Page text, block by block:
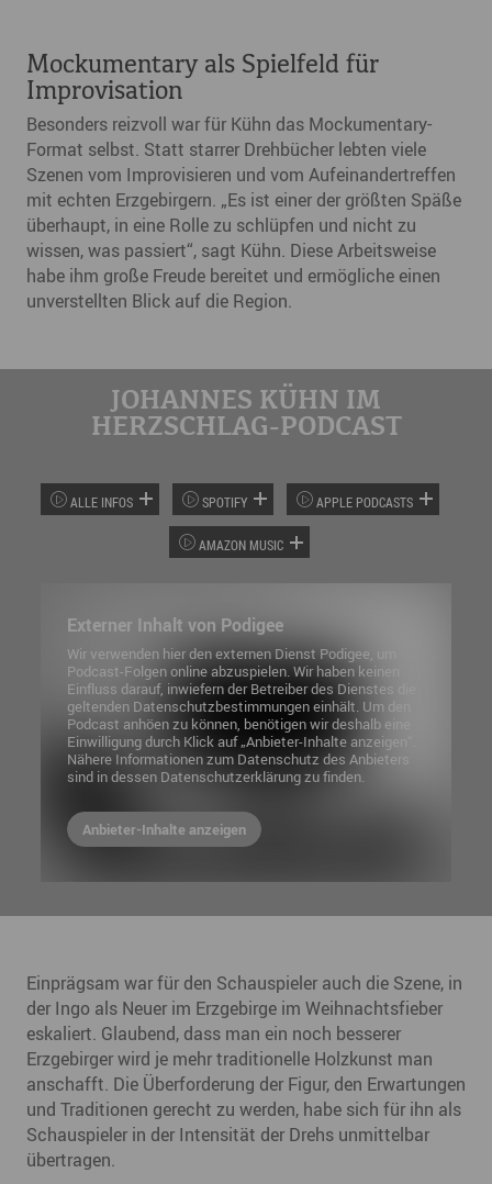
Mockumentary als Spielfeld für
Improvisation
Besonders reizvoll war für Kühn das Mockumentary-
Format selbst. Statt starrer Drehbücher lebten viele
Szenen vom Improvisieren und vom Aufeinandertreffen
mit echten Erzgebirgern. „Es ist einer der größten Späße
überhaupt, in eine Rolle zu schlüpfen und nicht zu
wissen, was passiert“, sagt Kühn. Diese Arbeitsweise
habe ihm große Freude bereitet und ermögliche einen
unverstellten Blick auf die Region.
JOHANNES KÜHN IM
HERZSCHLAG-PODCAST
ALLE INFOS SPOTIFY APPLE PODCASTS
AMAZON MUSIC
Externer Inhalt von Podigee
Wir verwenden hier den externen Dienst Podigee, um
Podcast-Folgen online abzuspielen. Wir haben keinen
Einfluss darauf, inwiefern der Betreiber des Dienstes die
geltenden Datenschutzbestimmungen einhält. Um den
Podcast anhöen zu können, benötigen wir deshalb eine
Einwilligung durch Klick auf „Anbieter-Inhalte anzeigen“.
Nähere Informationen zum Datenschutz des Anbieters
sind in dessen Datenschutzerklärung zu finden.
Anbieter-Inhalte anzeigen
Einprägsam war für den Schauspieler auch die Szene, in
der Ingo als Neuer im Erzgebirge im Weihnachtsfieber
eskaliert. Glaubend, dass man ein noch besserer
Erzgebirger wird je mehr traditionelle Holzkunst man
anschafft. Die Überforderung der Figur, den Erwartungen
und Traditionen gerecht zu werden, habe sich für ihn als
Schauspieler in der Intensität der Drehs unmittelbar
übertragen.